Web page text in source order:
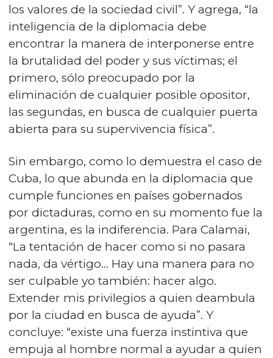
los valores de la sociedad civil”. Y agrega, “la
inteligencia de la diplomacia debe
encontrar la manera de interponerse entre
la brutalidad del poder y sus víctimas; el
primero, sólo preocupado por la
eliminación de cualquier posible opositor,
las segundas, en busca de cualquier puerta
abierta para su supervivencia física”.
Sin embargo, como lo demuestra el caso de
Cuba, lo que abunda en la diplomacia que
cumple funciones en países gobernados
por dictaduras, como en su momento fue la
argentina, es la indiferencia. Para Calamai,
“La tentación de hacer como si no pasara
nada, da vértigo... Hay una manera para no
ser culpable yo también: hacer algo.
Extender mis privilegios a quien deambula
por la ciudad en busca de ayuda”. Y
concluye: “existe una fuerza instintiva que
empuja al hombre normal a ayudar a quien